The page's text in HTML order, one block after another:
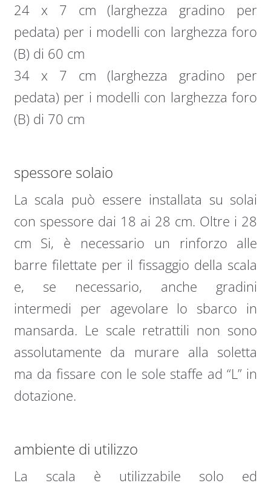
24 x 7 cm (larghezza gradino per
pedata) per i modelli con larghezza foro
(B) di 60 cm
34 x 7 cm (larghezza gradino per
pedata) per i modelli con larghezza foro
(B) di 70 cm
spessore solaio
La scala può essere installata su solai
con spessore dai 18 ai 28 cm. Oltre i 28
cm Si, è necessario un rinforzo alle
barre filettate per il fissaggio della scala
e, se necessario, anche gradini
intermedi per agevolare lo sbarco in
mansarda. Le scale retrattili non sono
assolutamente da murare alla soletta
ma da fissare con le sole staffe ad “L” in
dotazione.
ambiente di utilizzo
La scala è utilizzabile solo ed